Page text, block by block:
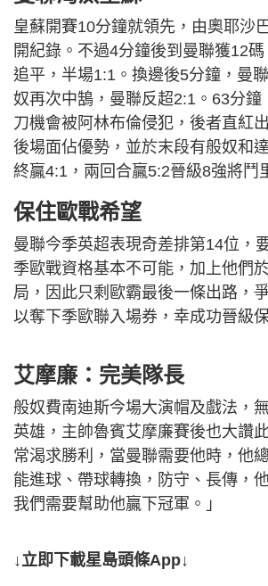
皇蘇開賽10分鐘就領先，由奧耶沙
開紀錄。不過4分鐘後到曼聯獲12
追平，半場1:1。換邊後5分鐘，曼
奴再次中鵠，曼聯反超2:1。63分鐘
刀機會被阿林布倫侵犯，後者直紅
後場面佔優勢，並於末段有般奴和
終贏4:1，兩回合贏5:2晉級8強將鬥
保住歐戰希望
曼聯今季英超表現奇差排第14位，
季歐戰資格基本不可能，加上他們
局，因此只剩歐霸最後一條出路，
以奪下季歐聯入場券，幸成功晉級
艾摩廉：完美隊長
般奴費南迪斯今場大演帽及戲法，
英雄，主帥魯賓艾摩廉賽後也大讚
常渴求勝利，當曼聯需要他時，他
能進球、帶球轉換，防守、長傳，
我們需要幫助他贏下冠軍。」
↓立即下載星島頭條App↓